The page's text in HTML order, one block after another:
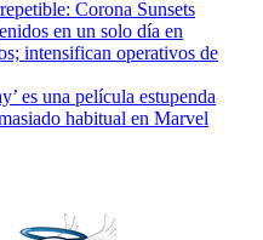
Corona Sunsets
en un solo día en
intensifican operativos de
es una película estupenda
habitual en Marvel